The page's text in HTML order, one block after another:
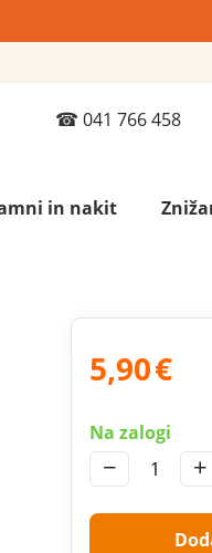
041 766 458
in nakit
5,90€
Na zalogi
+
−